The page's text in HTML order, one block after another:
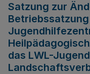
Satzung zur
das LWL-